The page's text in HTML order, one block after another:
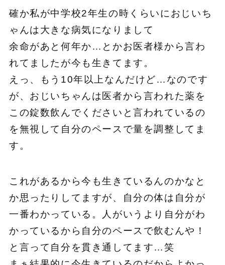
確か私が中学校2年生の時くらいにおじいち
ゃんは大きな病気になりまして
余命があと何年か…とかお医者様から言わ
れてましたが今も生きてます。
えっ、もう10年以上なんだけど…なのです
が、おじいちゃんは医者から言われた薬を
この錠数飲んでくださいと言われているの
を無視して自分のペースで量を調整してま
す。
これがあるから今も生きているんのかなと
か思ったりしてますが、自分の体は自分が
一番わかっている。人がいうより自分がわ
かっているから自分のペースで飲むんや！
と言って自分を貫き通してます…笑